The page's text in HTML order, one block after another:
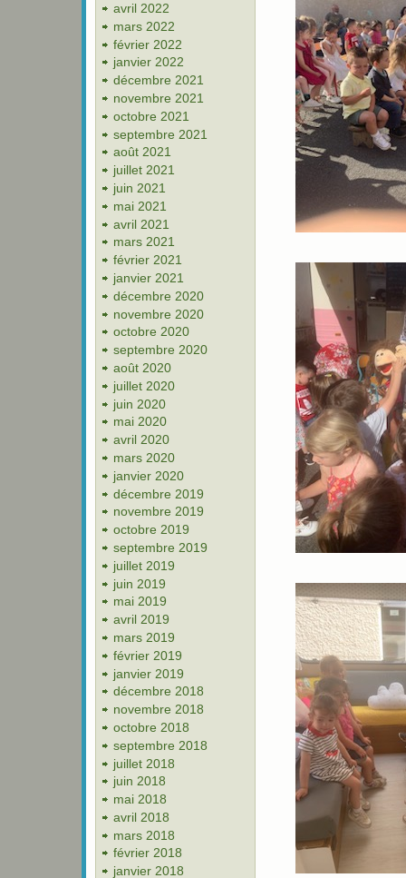
avril 2022
mars 2022
février 2022
janvier 2022
décembre 2021
novembre 2021
octobre 2021
septembre 2021
août 2021
juillet 2021
juin 2021
mai 2021
avril 2021
mars 2021
février 2021
janvier 2021
décembre 2020
novembre 2020
octobre 2020
septembre 2020
août 2020
juillet 2020
juin 2020
mai 2020
avril 2020
mars 2020
janvier 2020
décembre 2019
novembre 2019
octobre 2019
septembre 2019
juillet 2019
juin 2019
mai 2019
avril 2019
mars 2019
février 2019
janvier 2019
décembre 2018
novembre 2018
octobre 2018
septembre 2018
juillet 2018
juin 2018
mai 2018
avril 2018
mars 2018
février 2018
janvier 2018